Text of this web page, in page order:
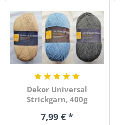
Dekor Universal
Strickgarn, 400g
7,99 € *